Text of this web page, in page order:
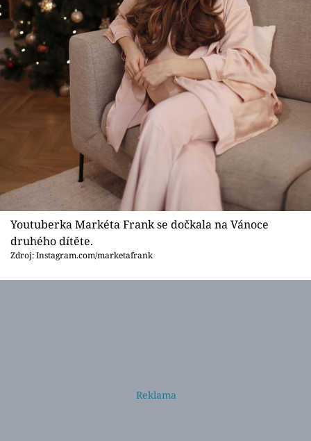
Youtuberka Markéta Frank se dočkala na Vánoce
druhého dítěte.
Zdroj: Instagram.com/marketafrank